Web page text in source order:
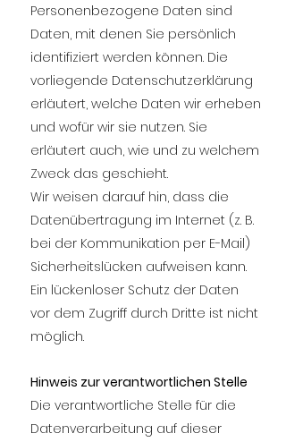
Personenbezogene Daten sind
Daten, mit denen Sie persönlich
identifiziert werden können. Die
vorliegende Datenschutzerklärung
erläutert, welche Daten wir erheben
und wofür wir sie nutzen. Sie
erläutert auch, wie und zu welchem
Zweck das geschieht.
Wir weisen darauf hin, dass die
Datenübertragung im Internet (z. B.
bei der Kommunikation per E-Mail)
Sicherheitslücken aufweisen kann.
Ein lückenloser Schutz der Daten
vor dem Zugriff durch Dritte ist nicht
möglich.
Hinweis zur verantwortlichen Stelle
Die verantwortliche Stelle für die
Datenverarbeitung auf dieser